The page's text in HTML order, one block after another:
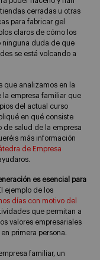
cerradas u otras
para fabricar gel
claros de cómo los
ninguna duda de que
se está volcando a
que analizamos en la
empresa familiar que
del actual curso
en qué consiste
de salud de la empresa
más información
de Empresa
es esencial para
ejemplo de los
días con motivo del
que permitan a
valores empresariales
primera persona.
familiar, un